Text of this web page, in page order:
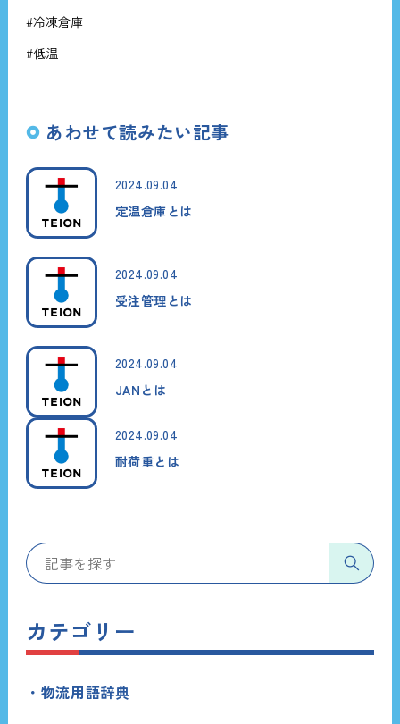
#冷凍倉庫
#低温
あわせて読みたい記事
2024.09.04
定温倉庫とは
2024.09.04
受注管理とは
2024.09.04
JANとは
2024.09.04
耐荷重とは
カテゴリー
物流用語辞典